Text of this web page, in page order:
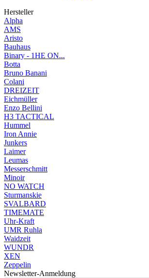
Hersteller
Alpha
AMS
Aristo
Bauhaus
Binary - 1HE ON...
Botta
Bruno Banani
Colani
DREIZEIT
Eichmüller
Enzo Bellini
H3 TACTICAL
Hummel
Iron Annie
Junkers
Laimer
Leumas
Messerschmitt
Minoir
NO WATCH
Sturmanskie
SVALBARD
TIMEMATE
Uhr-Kraft
UMR Ruhla
Waidzeit
WUNDR
XEN
Zeppelin
Newsletter-Anmeldung